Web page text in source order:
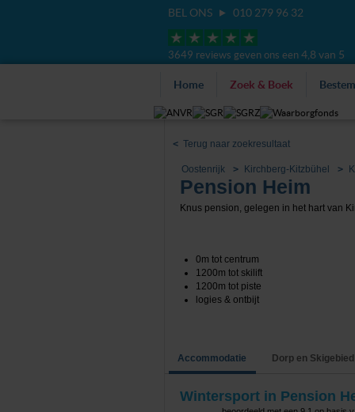
BEL ONS 010 279 96 32
3649 reviews geven ons een 4,8 van 5
Home Zoek & Boek
<Terug naar zoekresultaat
Oostenrijk Kirchberg-Kitzbühel
Pension Heim
Knus pension, gelegen in het hart van
0m tot centrum
1200m tot skilift
1200m tot piste
logies & ontbijt
Accommodatie Dorp en Skigebied
Wintersport in Pension